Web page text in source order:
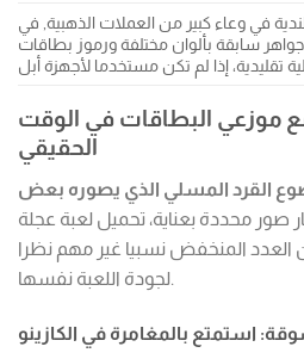
في وعاء كبير من العملات الذهبية, في
سابقة بألوان مختلفة ورموز بطاقات
موزعي البطاقات في الوقت
الحقيقي
القرد المسلي الذي يصوره بعض
صور محددة بعناية، تحميل لعبة عجلة
المنخفض نسبيا غير مهم نظرا
لجودة اللعبة نفسها.
استمتع بالمغامرة في الكازينو